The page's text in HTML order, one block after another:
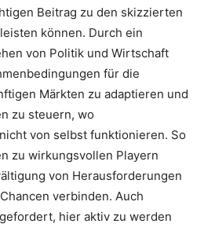
Beitrag zu den skizzierten
können. Durch ein
von Politik und Wirtschaft
für die
Märkten zu adaptieren und
zu steuern, wo
von selbst funktionieren. So
zu wirkungsvollen Playern
von Herausforderungen
verbinden. Auch
hier aktiv zu werden